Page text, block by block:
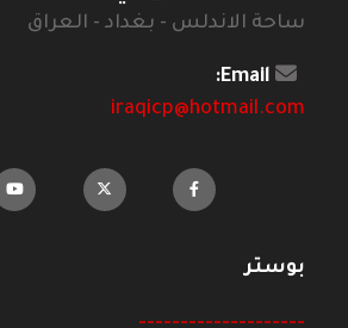
ساحة الاندلس - بغداد - العراق
Email:
iraqicp@hotmail.com
بوستر